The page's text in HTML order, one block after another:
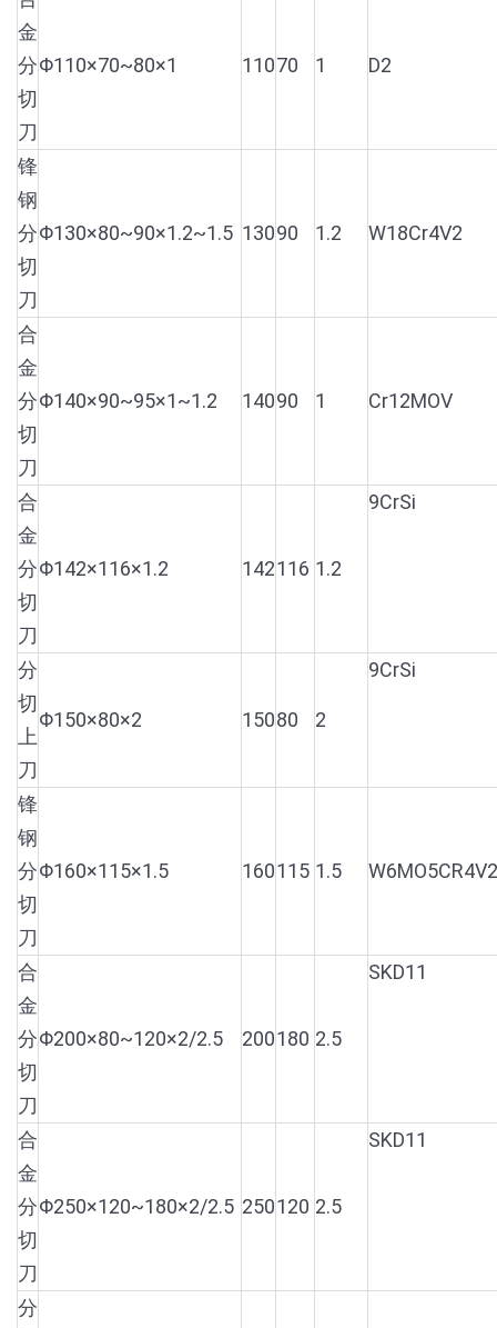
金
分
切
刀
Φ110×70~80×1 11070 1 D2
锋
钢
分
切
刀
Φ130×80~90×1.2~1.5 13090 1.2 W18Cr4V2
合
金
分
切
刀
Φ140×90~95×1~1.2 14090 1 Cr12MOV
合
金
分
切
刀
Φ142×116×1.2 142116 1.2
9CrSi
分
切
上
刀
Φ150×80×2 15080 2
9CrSi
锋
钢
分
切
刀
Φ160×115×1.5 160115 1.5 W6MO5CR4V2
合
金
分
切
刀
Φ200×80~120×2/2.5 200180 2.5
SKD11
合
金
分
切
刀
Φ250×120~180×2/2.5 250120 2.5
SKD11
分